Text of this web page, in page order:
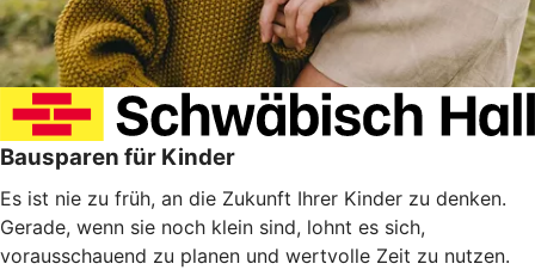
Bausparen für Kinder
Es ist nie zu früh, an die Zukunft Ihrer Kinder zu denken.
Gerade, wenn sie noch klein sind, lohnt es sich,
vorausschauend zu planen und wertvolle Zeit zu nutzen.